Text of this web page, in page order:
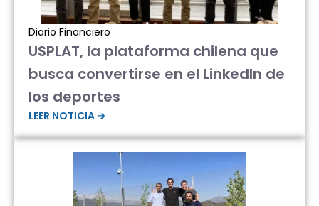
Diario Financiero
USPLAT, la plataforma chilena que
busca convertirse en el LinkedIn de
los deportes
LEER NOTICIA ➔